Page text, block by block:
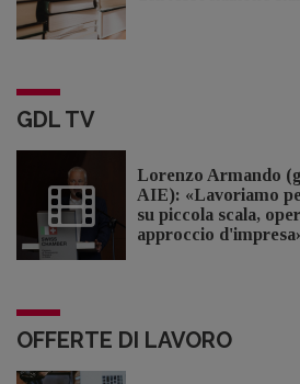
GDL TV
Lorenzo Armando
AIE): «Lavoriamo
su piccola scala,
approccio
OFFERTE DI LAVORO